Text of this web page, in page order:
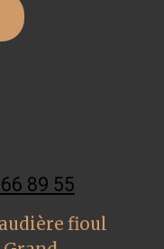
89 55
fioul